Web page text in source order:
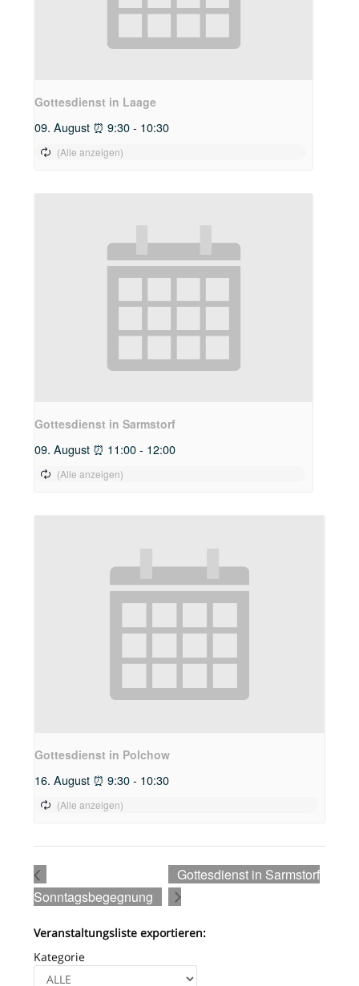
Gottesdienst in Laage
09. August ⏰ 9:30 - 10:30
Gottesdienst in Sarmstorf
09. August ⏰ 11:00 - 12:00
Gottesdienst in Polchow
16. August ⏰ 9:30 - 10:30
Sonntagsbegegnung
Gottesdienst in Sarmstorf
Veranstaltungsliste exportieren:
Kategorie